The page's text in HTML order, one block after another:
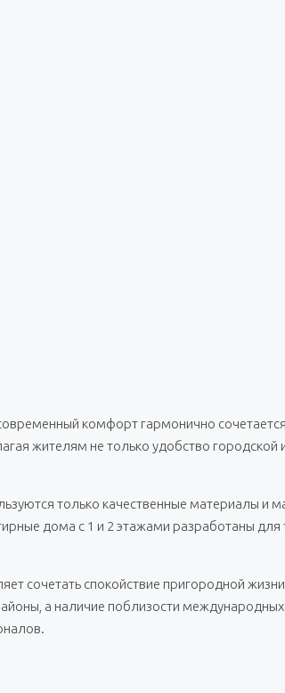
комфорт гармонично
жителям не только удобство городской
только качественные материалы и
дома с 1 и 2 этажами разработаны для
сочетать спокойствие пригородной
а наличие поблизости